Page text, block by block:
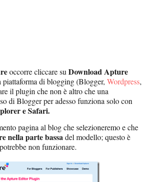
occorre cliccare su Download Apture
piattaforma di blogging (Blogger, Wordpress,
il plugin che non è altro che una
di Blogger per adesso funziona solo con
e Safari.
pagina al blog che selezioneremo e che
nella parte bassadel modello; questo è
non funzionare.